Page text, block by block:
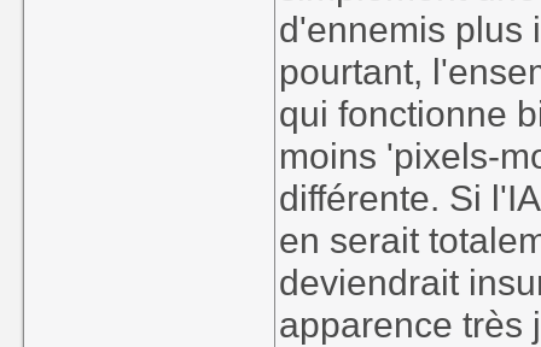
d'ennemis plus
pourtant,
qui fonctionne
moins 'pixels-
différente. Si
en serait
deviendrait
apparence très